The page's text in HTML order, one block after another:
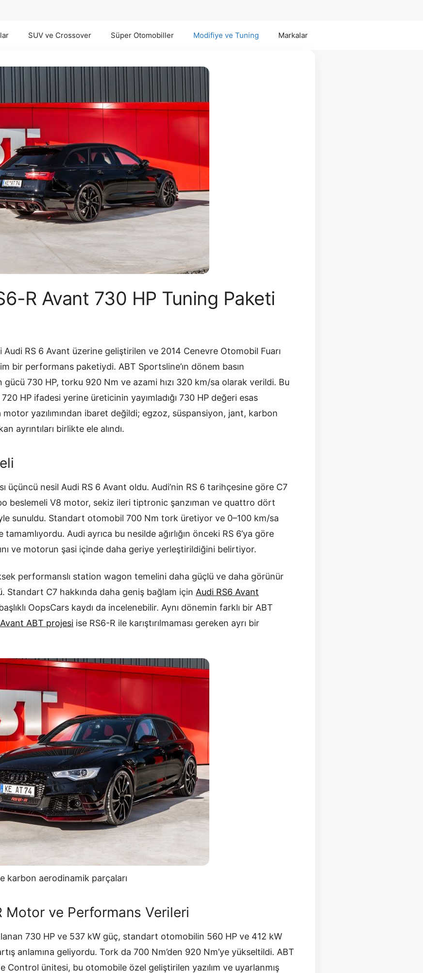
SUV ve Crossover Süper Otomobiller Modifiye ve Tuning Markalar
R Avant 730 HP Tuning Paketi
Audi RS 6 Avant üzerine geliştirilen ve 2014 Cenevre Otomobil Fuarı
bir performans paketiydi. ABT Sportsline’ın dönem basın
gücü 730 HP, torku 920 Nm ve azami hızı 320 km/sa olarak verildi. Bu
HP ifadesi yerine üreticinin yayımladığı 730 HP değeri esas
motor yazılımından ibaret değildi; egzoz, süspansiyon, jant, karbon
ayrıntıları birlikte ele alındı.
üçüncü nesil Audi RS 6 Avant oldu. Audi’nin RS 6 tarihçesine göre C7
beslemeli V8 motor, sekiz ileri tiptronic şanzıman ve quattro dört
sunuldu. Standart otomobil 700 Nm tork üretiyor ve 0–100 km/sa
tamamlıyordu. Audi ayrıca bu nesilde ağırlığın önceki RS 6’ya göre
ve motorun şasi içinde daha geriye yerleştirildiğini belirtiyor.
performanslı station wagon temelini daha güçlü ve daha görünür
Standart C7 hakkında daha geniş bağlam için Audi RS6 Avant
OopsCars kaydı da incelenebilir. Aynı dönemin farklı bir ABT
ABT projesi ise RS6-R ile karıştırılmaması gereken ayrı bir
karbon aerodinamik parçaları
Motor ve Performans Verileri
730 HP ve 537 kW güç, standart otomobilin 560 HP ve 412 kW
anlamına geliyordu. Tork da 700 Nm’den 920 Nm’ye yükseltildi. ABT
Control ünitesi, bu otomobile özel geliştirilen yazılım ve uyarlanmış